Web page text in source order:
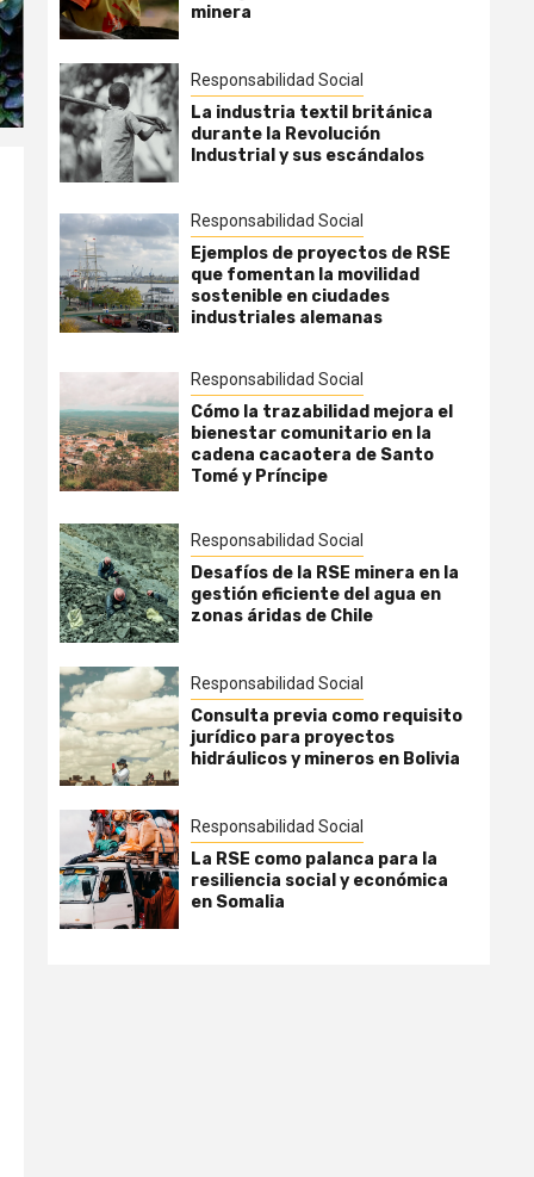
minera
Responsabilidad Social
La industria textil británica
durante la Revolución
Industrial y sus escándalos
Responsabilidad Social
Ejemplos de proyectos de RSE
que fomentan la movilidad
sostenible en ciudades
industriales alemanas
Responsabilidad Social
Cómo la trazabilidad mejora el
bienestar comunitario en la
cadena cacaotera de Santo
Tomé y Príncipe
Responsabilidad Social
Desafíos de la RSE minera en la
gestión eficiente del agua en
zonas áridas de Chile
Responsabilidad Social
Consulta previa como requisito
jurídico para proyectos
hidráulicos y mineros en Bolivia
Responsabilidad Social
La RSE como palanca para la
resiliencia social y económica
en Somalia